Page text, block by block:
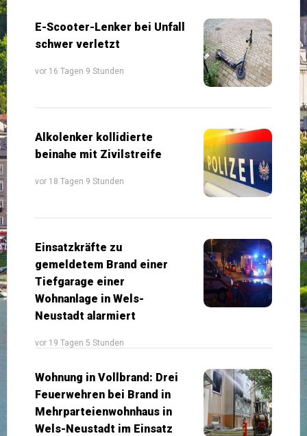
E-Scooter-Lenker bei Unfall
schwer verletzt
vor 16 Tagen 9 Stunden
Alkolenker kollidierte
beinahe mit Zivilstreife
vor 18 Tagen 9 Stunden
Einsatzkräfte zu
gemeldetem Brand einer
Tiefgarage einer
Wohnanlage in Wels-
Neustadt alarmiert
vor 19 Tagen 5 Stunden
Wohnung in Vollbrand: Drei
Feuerwehren bei Brand in
Mehrparteienwohnhaus in
Wels-Neustadt im Einsatz